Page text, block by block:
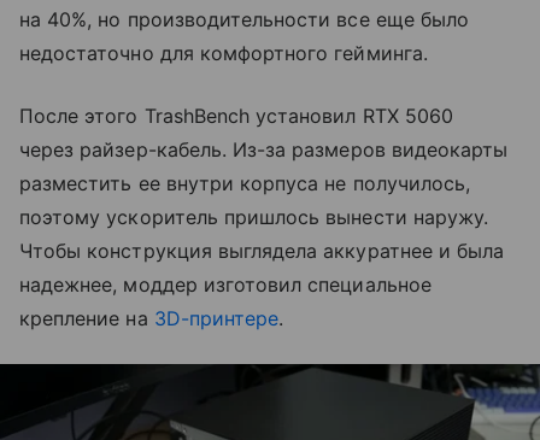
на 40%, но производительности все еще было
недостаточно для комфортного гейминга.
После этого TrashBench установил RTX 5060
через райзер-кабель. Из-за размеров видеокарты
разместить ее внутри корпуса не получилось,
поэтому ускоритель пришлось вынести наружу.
Чтобы конструкция выглядела аккуратнее и была
надежнее, моддер изготовил специальное
крепление на 3D-принтере.